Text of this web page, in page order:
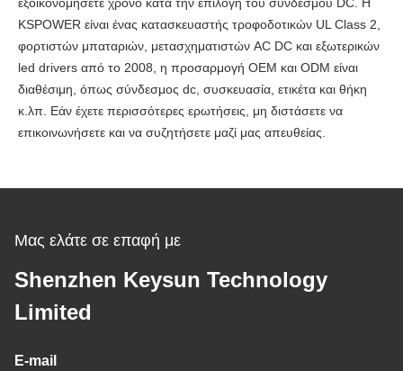
KSPOWER είναι ένας κατασκευαστής τροφοδοτικών UL Class 2,
φορτιστών μπαταριών, μετασχηματιστών AC DC και εξωτερικών
led drivers από το 2008, η προσαρμογή OEM και ODM είναι
διαθέσιμη, όπως σύνδεσμος dc, συσκευασία, ετικέτα και θήκη
κ.λπ. Εάν έχετε περισσότερες ερωτήσεις, μη διστάσετε να
επικοινωνήσετε και να συζητήσετε μαζί μας απευθείας.
Μας ελάτε σε επαφή με
Shenzhen Keysun Technology
Limited
E-mail